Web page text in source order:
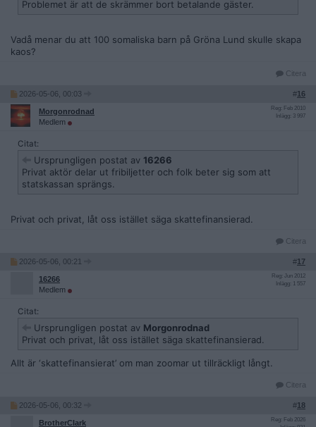
Problemet är att de skrämmer bort betalande gäster.
Vadå menar du att 100 somaliska barn på Gröna Lund skulle skapa
kaos?
Citera
2026-05-06, 00:03 #16
Morgonrodnad
Medlem
Reg: Feb 2010
Inlägg: 3 997
Citat:
Ursprungligen postat av 16266
Privat aktör delar ut fribiljetter och folk beter sig som att
statskassan sprängs.
Privat och privat, låt oss istället säga skattefinansierad.
Citera
2026-05-06, 00:21 #17
16266
Medlem
Reg: Jun 2012
Inlägg: 1 557
Citat:
Ursprungligen postat av Morgonrodnad
Privat och privat, låt oss istället säga skattefinansierad.
Allt är ‘skattefinansierat’ om man zoomar ut tillräckligt långt.
Citera
2026-05-06, 00:32 #18
BrotherClark
Reg: Feb 2026